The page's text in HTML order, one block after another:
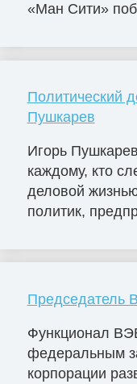
«Ман Сити»
Политический
Пушкарев
Игорь
каждому, кто
деловой
политик,
Председатель
Функционал
федеральным
корпорации